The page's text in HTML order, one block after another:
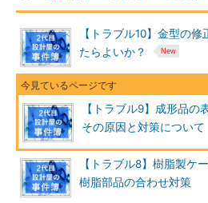
【トラブル10】金型の
たらよいか？
【トラブル9】成形品
その原因と対策について
【トラブル8】樹脂製ケ
樹脂部品の合わせ対策